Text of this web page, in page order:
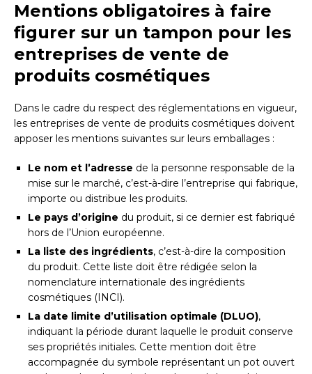
Mentions obligatoires à faire
figurer sur un tampon pour les
entreprises de vente de
produits cosmétiques
Dans le cadre du respect des réglementations en vigueur,
les entreprises de vente de produits cosmétiques doivent
apposer les mentions suivantes sur leurs emballages :
Le nom et l’adresse de la personne responsable de la
mise sur le marché, c’est-à-dire l’entreprise qui fabrique,
importe ou distribue les produits.
Le pays d’origine du produit, si ce dernier est fabriqué
hors de l’Union européenne.
La liste des ingrédients, c’est-à-dire la composition
du produit. Cette liste doit être rédigée selon la
nomenclature internationale des ingrédients
cosmétiques (INCI).
La date limite d’utilisation optimale (DLUO),
indiquant la période durant laquelle le produit conserve
ses propriétés initiales. Cette mention doit être
accompagnée du symbole représentant un pot ouvert